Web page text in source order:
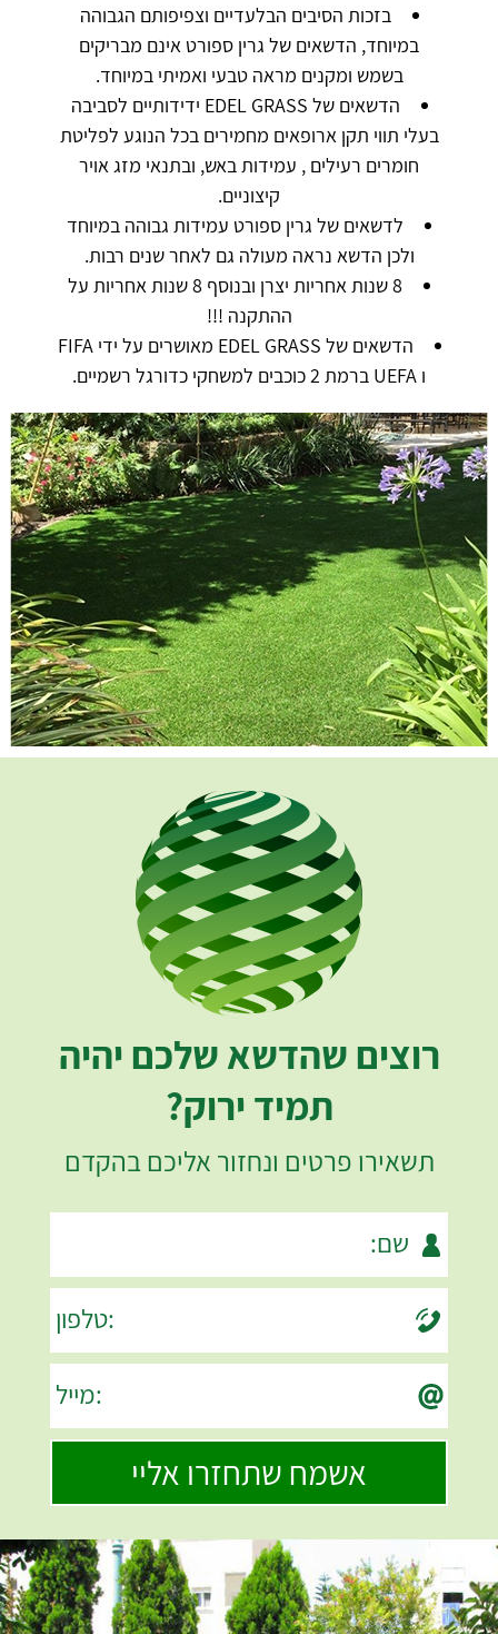
בזכות הסיבים הבלעדיים וצפיפותם הגבוהה
במיוחד, הדשאים של גרין ספורט אינם מבריקים
בשמש ומקנים מראה טבעי ואמיתי במיוחד.
הדשאים של EDEL GRASS ידידותיים לסביבה
בעלי תווי תקן ארופאים מחמירים בכל הנוגע לפליטת
חומרים רעילים , עמידות באש, ובתנאי מזג אויר
קיצוניים.
לדשאים של גרין ספורט עמידות גבוהה במיוחד
ולכן הדשא נראה מעולה גם לאחר שנים רבות.
8 שנות אחריות יצרן ובנוסף 8 שנות אחריות על
ההתקנה !!!
הדשאים של EDEL GRASS מאושרים על ידי FIFA
ו UEFA ברמת 2 כוכבים למשחקי כדורגל רשמיים.
רוצים שהדשא שלכם יהיה
תמיד ירוק?
תשאירו פרטים ונחזור אליכם בהקדם